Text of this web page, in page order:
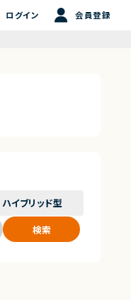
ログイン 会員登録
ハイブリッド型
検索